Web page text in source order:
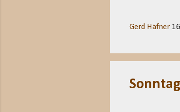
das Wirken
»Paraklet-
Gerd Häfner